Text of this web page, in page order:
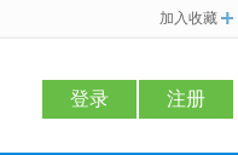
加入收藏
登录 注册